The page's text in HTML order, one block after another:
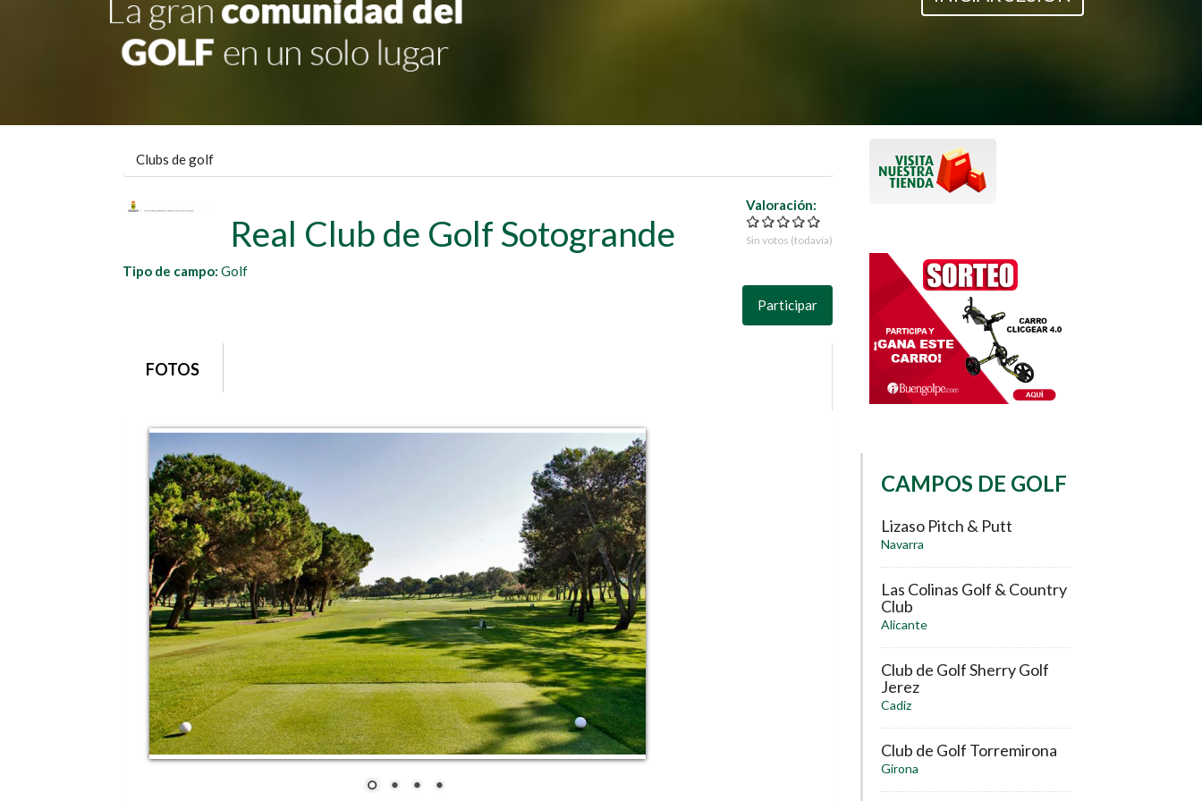
Clubs de golf
Valoración:
Sin votos (todavía)
Real Club de Golf Sotogrande
Tipo de campo: Golf
Participar
grupo1
FOTOS
CAMPOS DE GOLF
Lizaso Pitch & Putt
Navarra
Las Colinas Golf & Country
Club
Alicante
Club de Golf Sherry Golf
Jerez
Cadiz
Club de Golf Torremirona
Girona